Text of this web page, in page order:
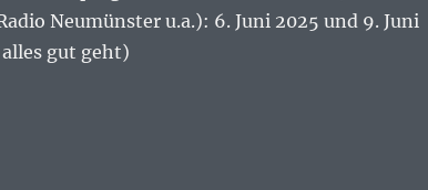
Neumünster u.a.): 6. Juni 2025 und 9. Juni
gut geht)